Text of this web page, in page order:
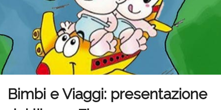
Bimbi e Viaggi: presentazione